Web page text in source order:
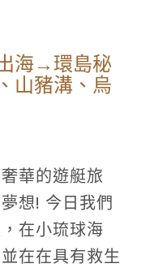
海→環島秘
山豬溝、烏
華的遊艇旅
想! 今日我們
在小琉球海
在在具有救生